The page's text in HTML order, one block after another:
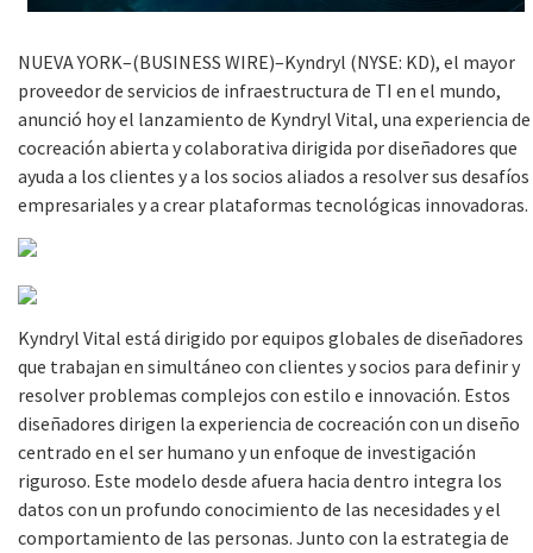
NUEVA YORK–(BUSINESS WIRE)–Kyndryl (NYSE: KD), el mayor
proveedor de servicios de infraestructura de TI en el mundo,
anunció hoy el lanzamiento de Kyndryl Vital, una experiencia de
cocreación abierta y colaborativa dirigida por diseñadores que
ayuda a los clientes y a los socios aliados a resolver sus desafíos
empresariales y a crear plataformas tecnológicas innovadoras.
Kyndryl Vital está dirigido por equipos globales de diseñadores
que trabajan en simultáneo con clientes y socios para definir y
resolver problemas complejos con estilo e innovación. Estos
diseñadores dirigen la experiencia de cocreación con un diseño
centrado en el ser humano y un enfoque de investigación
riguroso. Este modelo desde afuera hacia dentro integra los
datos con un profundo conocimiento de las necesidades y el
comportamiento de las personas. Junto con la estrategia de